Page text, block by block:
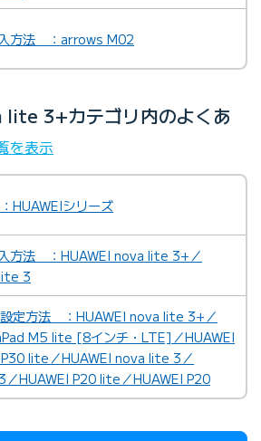
方法 ：arrows M02
lite 3+カテゴリ内のよくあ
を表示
HUAWEIシリーズ
方法 ：HUAWEI nova lite 3+／
3
設定方法 ：HUAWEI nova lite 3+／
M5 lite [8インチ・LTE]／HUAWEI
lite／HUAWEI nova lite 3／
／HUAWEI P20 lite／HUAWEI P20